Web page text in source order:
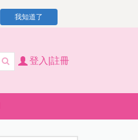
我知道了
登入|註冊